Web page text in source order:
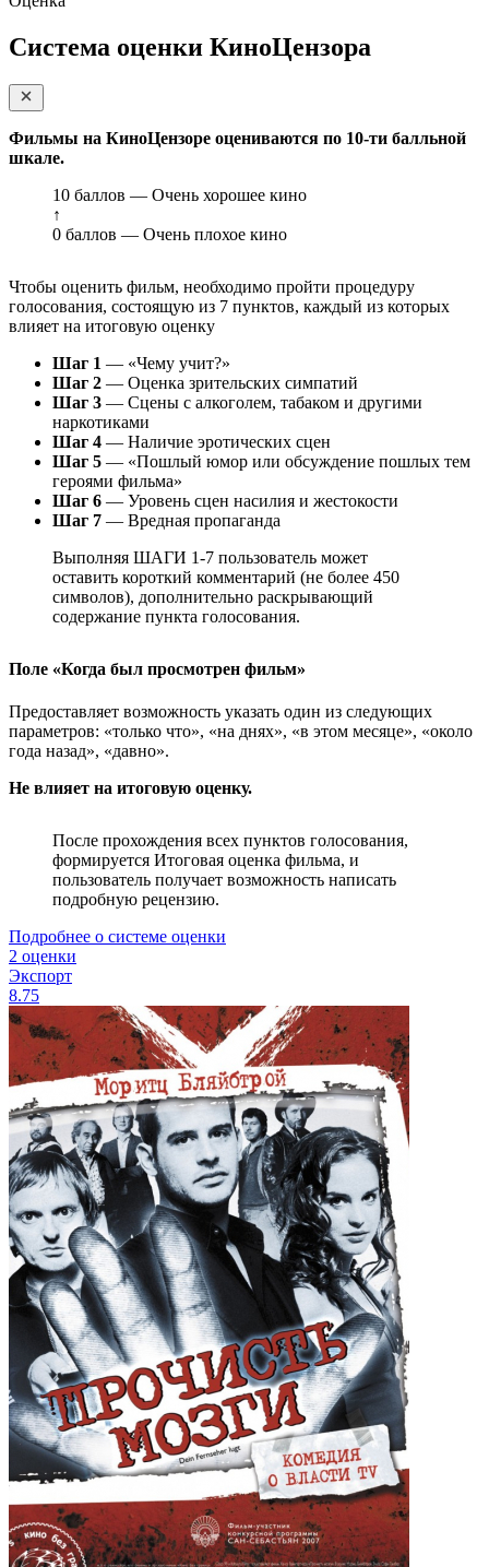
Система оценки КиноЦензора
Фильмы на КиноЦензоре оцениваются по 10-ти балльной
шкале.
10 баллов — Очень хорошее кино
↑
0 баллов — Очень плохое кино
Чтобы оценить фильм, необходимо пройти процедуру
голосования, состоящую из 7 пунктов, каждый из которых
влияет на итоговую оценку
Шаг 1 — «Чему учит?»
Шаг 2 — Оценка зрительских симпатий
Шаг 3 — Сцены с алкоголем, табаком и другими
наркотиками
Шаг 4 — Наличие эротических сцен
Шаг 5 — «Пошлый юмор или обсуждение пошлых тем
героями фильма»
Шаг 6 — Уровень сцен насилия и жестокости
Шаг 7 — Вредная пропаганда
Выполняя ШАГИ 1-7 пользователь может
оставить короткий комментарий (не более 450
символов), дополнительно раскрывающий
содержание пункта голосования.
Поле «Когда был просмотрен фильм»
Предоставляет возможность указать один из следующих
параметров: «только что», «на днях», «в этом месяце», «около
года назад», «давно».
Не влияет на итоговую оценку.
После прохождения всех пунктов голосования,
формируется Итоговая оценка фильма, и
пользователь получает возможность написать
подробную рецензию.
Подробнее о системе оценки
2 оценки
Экспорт
8.75